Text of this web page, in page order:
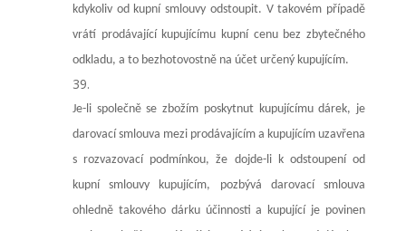
kdykoliv od kupní smlouvy odstoupit. V takovém případě
vrátí prodávající kupujícímu kupní cenu bez zbytečného
odkladu, a to bezhotovostně na účet určený kupujícím.
Je-li společně se zbožím poskytnut kupujícímu dárek, je
darovací smlouva mezi prodávajícím a kupujícím uzavřena
s rozvazovací podmínkou, že dojde-li k odstoupení od
kupní smlouvy kupujícím, pozbývá darovací smlouva
ohledně takového dárku účinnosti a kupující je povinen